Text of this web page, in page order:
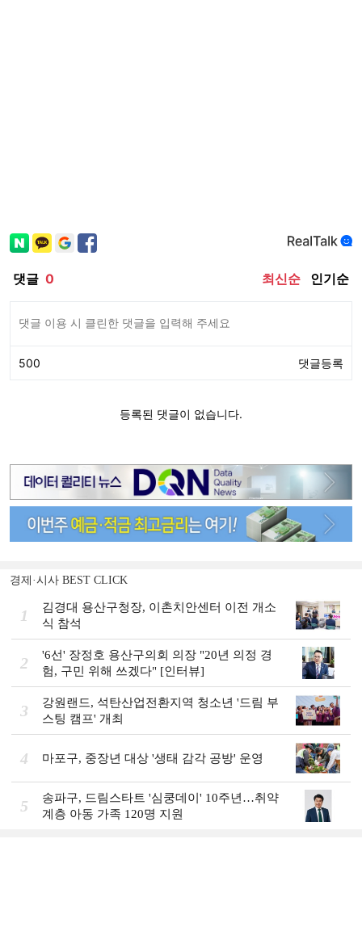
경제·시사 BEST CLICK
1
김경대 용산구청장, 이촌치안센터 이전 개소
식 참석
2
'6선' 장정호 용산구의회 의장 "20년 의정 경
험, 구민 위해 쓰겠다" [인터뷰]
3
강원랜드, 석탄산업전환지역 청소년 '드림 부
스팅 캠프' 개최
4 마포구, 중장년 대상 '생태 감각 공방' 운영
5
송파구, 드림스타트 '심쿵데이' 10주년…취약
계층 아동 가족 120명 지원